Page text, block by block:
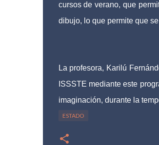
cursos de verano, que
dibujo, lo que permite que
La profesora, Karilú
ISSSTE mediante este
imaginación, durante la
ESTADO